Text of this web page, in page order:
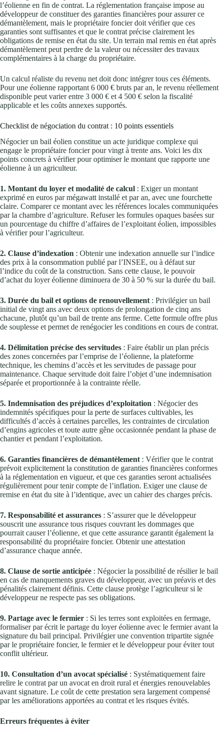
l’éolienne en fin de contrat. La réglementation française impose au
développeur de constituer des garanties financières pour assurer ce
démantèlement, mais le propriétaire foncier doit vérifier que ces
garanties sont suffisantes et que le contrat précise clairement les
obligations de remise en état du site. Un terrain mal remis en état après
démantèlement peut perdre de la valeur ou nécessiter des travaux
complémentaires à la charge du propriétaire.
Un calcul réaliste du revenu net doit donc intégrer tous ces éléments.
Pour une éolienne rapportant 6 000 € bruts par an, le revenu réellement
disponible peut varier entre 3 000 € et 4 500 € selon la fiscalité
applicable et les coûts annexes supportés.
Checklist de négociation du contrat : 10 points essentiels
Négocier un bail éolien constitue un acte juridique complexe qui
engage le propriétaire foncier pour vingt à trente ans. Voici les dix
points concrets à vérifier pour optimiser le montant que rapporte une
éolienne à un agriculteur.
1. Montant du loyer et modalité de calcul : Exiger un montant
exprimé en euros par mégawatt installé et par an, avec une fourchette
claire. Comparer ce montant avec les références locales communiquées
par la chambre d’agriculture. Refuser les formules opaques basées sur
un pourcentage du chiffre d’affaires de l’exploitant éolien, impossibles
à vérifier pour l’agriculteur.
2. Clause d’indexation : Obtenir une indexation annuelle sur l’indice
des prix à la consommation publié par l’INSEE, ou à défaut sur
l’indice du coût de la construction. Sans cette clause, le pouvoir
d’achat du loyer éolienne diminuera de 30 à 50 % sur la durée du bail.
3. Durée du bail et options de renouvellement: Privilégier un bail
initial de vingt ans avec deux options de prolongation de cinq ans
chacune, plutôt qu’un bail de trente ans ferme. Cette formule offre plus
de souplesse et permet de renégocier les conditions en cours de contrat.
4. Délimitation précise des servitudes : Faire établir un plan précis
des zones concernées par l’emprise de l’éolienne, la plateforme
technique, les chemins d’accès et les servitudes de passage pour
maintenance. Chaque servitude doit faire l’objet d’une indemnisation
séparée et proportionnée à la contrainte réelle.
5. Indemnisation des préjudices d’exploitation : Négocier des
indemnités spécifiques pour la perte de surfaces cultivables, les
difficultés d’accès à certaines parcelles, les contraintes de circulation
d’engins agricoles et toute autre gêne occasionnée pendant la phase de
chantier et pendant l’exploitation.
6. Garanties financières de démantèlement: Vérifier que le contrat
prévoit explicitement la constitution de garanties financières conformes
à la réglementation en vigueur, et que ces garanties seront actualisées
régulièrement pour tenir compte de l’inflation. Exiger une clause de
remise en état du site à l’identique, avec un cahier des charges précis.
7. Responsabilité et assurances : S’assurer que le développeur
souscrit une assurance tous risques couvrant les dommages que
pourrait causer l’éolienne, et que cette assurance garantit également la
responsabilité du propriétaire foncier. Obtenir une attestation
d’assurance chaque année.
8. Clause de sortie anticipée : Négocier la possibilité de résilier le bail
en cas de manquements graves du développeur, avec un préavis et des
pénalités clairement définis. Cette clause protège l’agriculteur si le
développeur ne respecte pas ses obligations.
9. Partage avec le fermier : Si les terres sont exploitées en fermage,
formaliser par écrit le partage du loyer éolienne avec le fermier avant la
signature du bail principal. Privilégier une convention tripartite signée
par le propriétaire foncier, le fermier et le développeur pour éviter tout
conflit ultérieur.
10. Consultation d’un avocat spécialisé : Systématiquement faire
relire le contrat par un avocat en droit rural et énergies renouvelables
avant signature. Le coût de cette prestation sera largement compensé
par les améliorations apportées au contrat et les risques évités.
Erreurs fréquentes à éviter